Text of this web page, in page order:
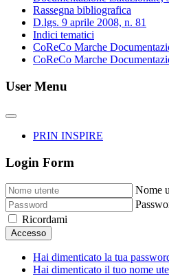
Rassegna bibliografica
D.lgs. 9 aprile 2008, n. 81
Indici tematici
CoReCo Marche
CoReCo Marche
User Menu
PRIN INSPIRE
Login Form
Nome
Ricordami
Accesso
Hai dimenticato la tua
Hai dimenticato il tuo nome